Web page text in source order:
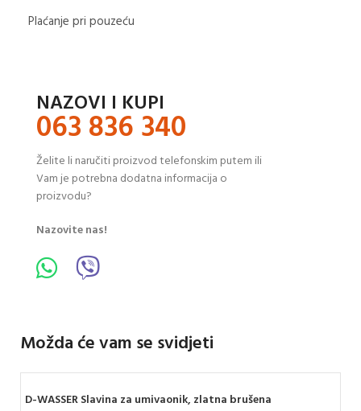
Plaćanje pri pouzeću
NAZOVI I KUPI
063 836 340
Želite li naručiti proizvod telefonskim putem ili
Vam je potrebna dodatna informacija o
proizvodu?
Nazovite nas!
Možda će vam se svidjeti
D-WASSER Slavina za umivaonik, zlatna brušena